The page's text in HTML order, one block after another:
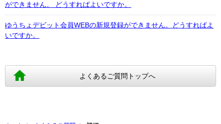
ができません。 どうすればよいですか。
ゆうちょデビット会員WEBの新規登録ができません。どうすればよ
いですか。
よくあるご質問トップへ